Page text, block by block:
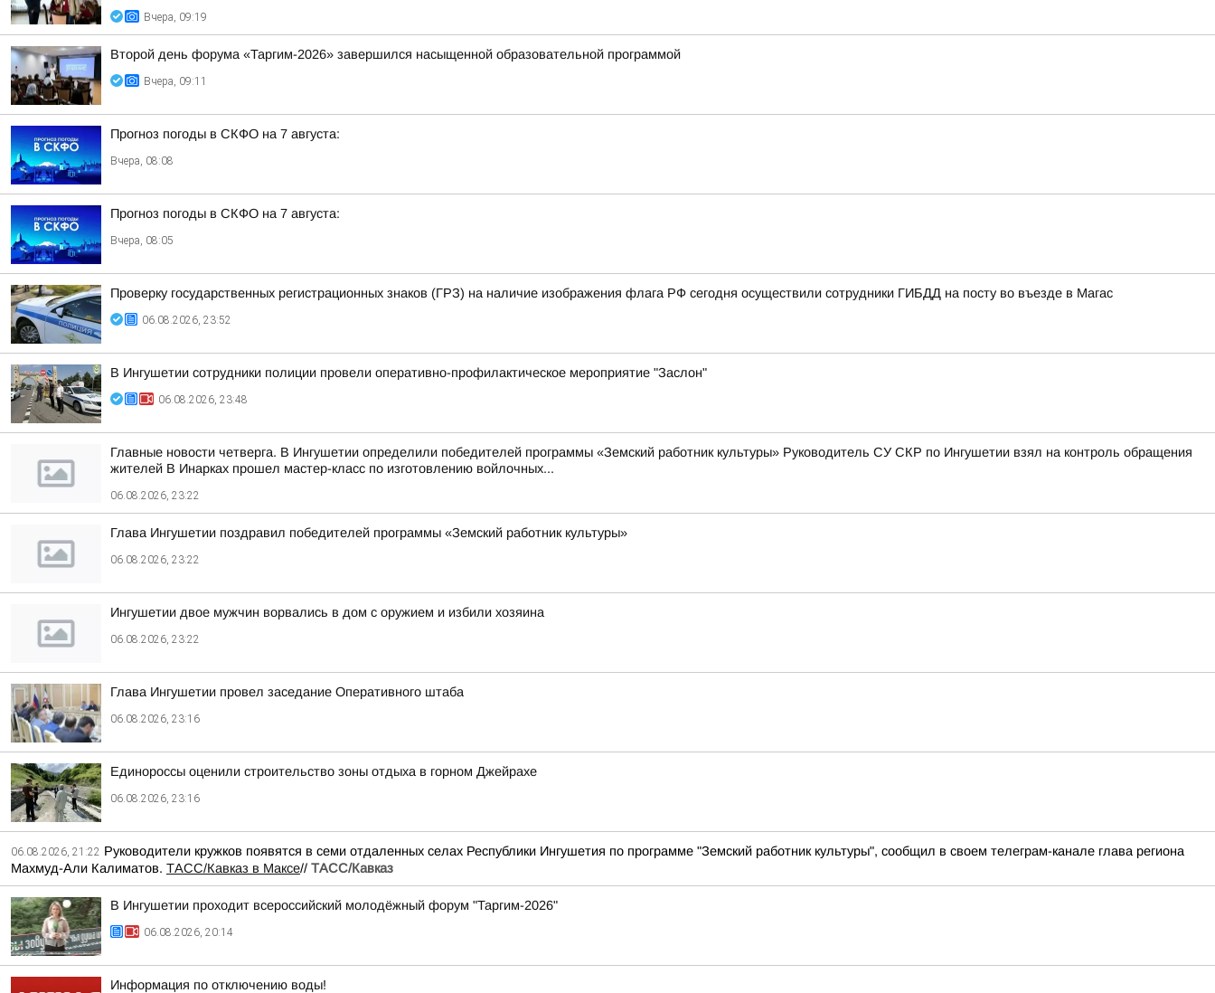
Вчера, 09:19
Второй день форума «Таргим-2026» завершился насыщенной образовательной программой
Вчера, 09:11
Прогноз погоды в СКФО на 7 августа:
Вчера, 08:08
Прогноз погоды в СКФО на 7 августа:
Вчера, 08:05
Проверку государственных регистрационных знаков (ГРЗ) на наличие изображения флага РФ сегодня осуществили сотрудники ГИБДД на посту во въезде в Магас
06.08.2026, 23:52
В Ингушетии сотрудники полиции провели оперативно-профилактическое мероприятие "Заслон"
06.08.2026, 23:48
Главные новости четверга. В Ингушетии определили победителей программы «Земский работник культуры» Руководитель СУ СКР по Ингушетии взял на контроль обращения
жителей В Инарках прошел мастер-класс по изготовлению войлочных...
06.08.2026, 23:22
Глава Ингушетии поздравил победителей программы «Земский работник культуры»
06.08.2026, 23:22
Ингушетии двое мужчин ворвались в дом с оружием и избили хозяина
06.08.2026, 23:22
Глава Ингушетии провел заседание Оперативного штаба
06.08.2026, 23:16
Единороссы оценили строительство зоны отдыха в горном Джейрахе
06.08.2026, 23:16
06.08.2026, 21:22 Руководители кружков появятся в семи отдаленных селах Республики Ингушетия по программе "Земский работник культуры", сообщил в своем телеграм-канале глава региона
Махмуд-Али Калиматов. ТАСС/Кавказ в Максе// ТАСС/Кавказ
В Ингушетии проходит всероссийский молодёжный форум "Таргим-2026"
06.08.2026, 20:14
Информация по отключению воды!